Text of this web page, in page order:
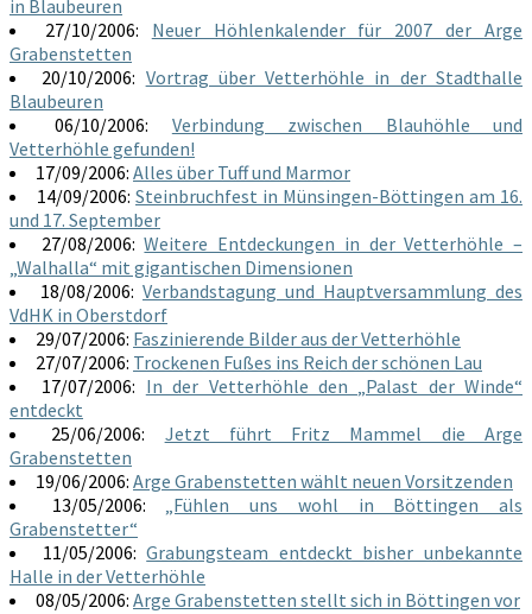
in Blaubeuren
27/10/2006: Neuer Höhlenkalender für 2007 der Arge
Grabenstetten
20/10/2006: Vortrag über Vetterhöhle in der Stadthalle
Blaubeuren
06/10/2006: Verbindung zwischen Blauhöhle und
Vetterhöhle gefunden!
17/09/2006: Alles über Tuff und Marmor
14/09/2006: Steinbruchfest in Münsingen-Böttingen am 16.
und 17. September
27/08/2006:Weitere Entdeckungen in der Vetterhöhle –
„Walhalla“ mit gigantischen Dimensionen
18/08/2006: Verbandstagung und Hauptversammlung des
VdHK in Oberstdorf
29/07/2006: Faszinierende Bilder aus der Vetterhöhle
27/07/2006: Trockenen Fußes ins Reich der schönen Lau
17/07/2006: In der Vetterhöhle den „Palast der Winde“
entdeckt
25/06/2006: Jetzt führt Fritz Mammel die Arge
Grabenstetten
19/06/2006: Arge Grabenstetten wählt neuen Vorsitzenden
13/05/2006: „Fühlen uns wohl in Böttingen als
Grabenstetter“
11/05/2006:Grabungsteam entdeckt bisher unbekannte
Halle in der Vetterhöhle
08/05/2006: Arge Grabenstetten stellt sich in Böttingen vor